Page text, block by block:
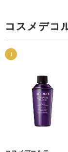
コスメデコ
1